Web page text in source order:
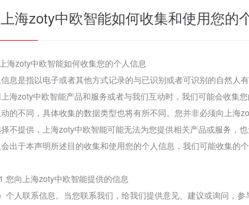
海zoty中欧智能如何收集和使用您的
海zoty中欧智能如何收集您的个人信息
息是指以电子或者其他方式记录的与已识别或者可识别的自然人
海zoty中欧智能产品和服务或者与我们互动时，我们可能会收集
的不同，具体收集的数据类型也将有所不同。您并非必须向上海
不提供，上海zoty中欧智能可能无法为您提供相关产品或服务，
出于本声明所述目的收集和使用您的个人信息，我们可能收集的
您向上海zoty中欧智能提供的信息
）个人联系信息。当您联系我们，给我们提供意见、建议或询问，